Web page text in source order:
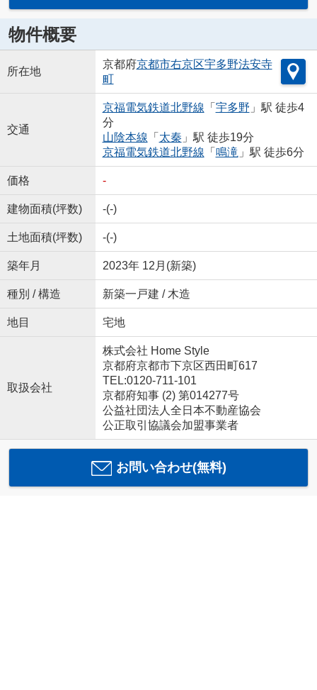
物件概要
所在地
京都府京都市右京区宇多野法安寺
町
交通
京福電気鉄道北野線 「 宇多野 」駅 徒歩4
分
山陰本線 「 太秦 」駅 徒歩19分
京福電気鉄道北野線 「 鳴滝 」駅 徒歩6分
価格 -
建物面積(坪数) -(-)
土地面積(坪数) -(-)
築年月 2023年 12月(新築)
種別 / 構造 新築一戸建 / 木造
地目 宅地
取扱会社
株式会社 Home Style
京都府京都市下京区西田町617
TEL:0120-711-101
京都府知事 (2) 第014277号
公益社団法人全日本不動産協会
公正取引協議会加盟事業者
お問い合わせ(無料)